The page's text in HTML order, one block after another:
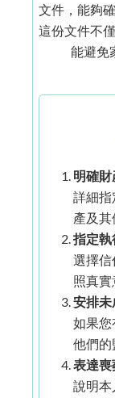
文件，能夠
這份文件不
能避免
明確財
詳細
產及其
指定執
選擇
照真實
安排未
如果
他們的
表達喪
說明本